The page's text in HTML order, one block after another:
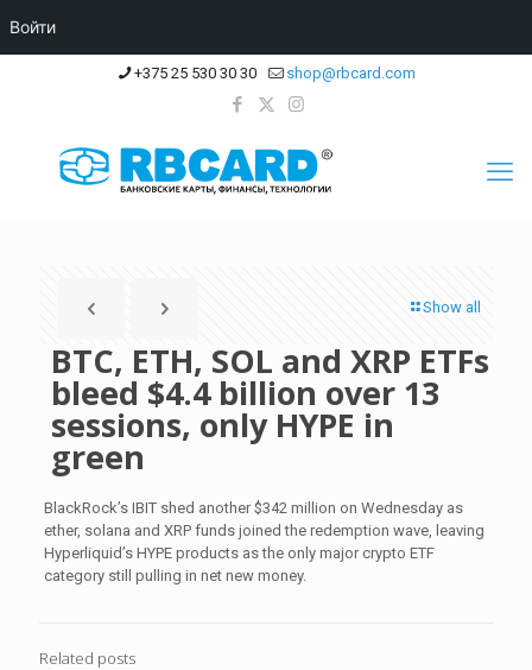
+375 25 530 30 30 shop@rbcard.com
Show all
BTC, ETH, SOL and XRP ETFs
bleed $4.4 billion over 13
sessions, only HYPE in
green
BlackRock’s IBIT shed another $342 million on Wednesday as
ether, solana and XRP funds joined the redemption wave, leaving
Hyperliquid’s HYPE products as the only major crypto ETF
category still pulling in net new money.
Related posts
Войти